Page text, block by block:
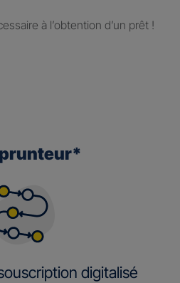
à l’obtention d’un prêt !
digitalisé